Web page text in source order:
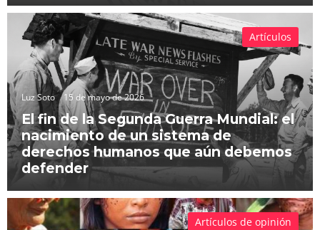
Luz Soto 15 de mayo de 2026
El fin de la Segunda Guerra Mundial: el
nacimiento de un sistema de
derechos humanos que aún debemos
defender
Artículos
Artículos de opinión